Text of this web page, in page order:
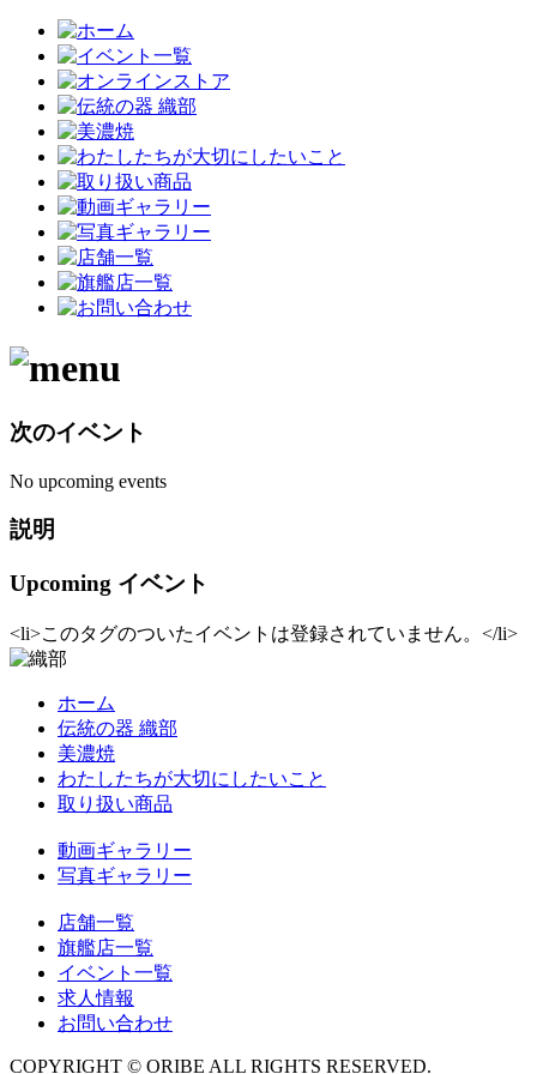
次のイベント
No upcoming events
説明
Upcoming イベント
<li>このタグのついたイベントは登録されていません。</li>
ホーム
伝統の器 織部
美濃焼
わたしたちが大切にしたいこと
取り扱い商品
動画ギャラリー
写真ギャラリー
店舗一覧
旗艦店一覧
イベント一覧
求人情報
お問い合わせ
COPYRIGHT © ORIBE ALL RIGHTS RESERVED.